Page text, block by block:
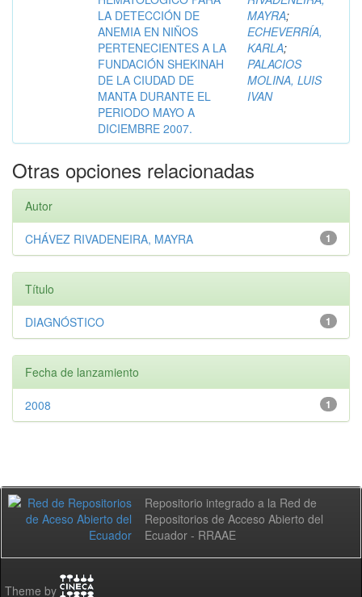
LA DETECCIÓN DE
ANEMIA EN NIÑOS
PERTENECIENTES A LA
FUNDACIÓN SHEKINAH
DE LA CIUDAD DE
MANTA DURANTE EL
PERIODO MAYO A
DICIEMBRE 2007.
MAYRA;
ECHEVERRÍA,
KARLA;
PALACIOS
MOLINA, LUIS
IVAN
Otras opciones relacionadas
Autor
1
CHÁVEZ RIVADENEIRA, MAYRA
Título
1
DIAGNÓSTICO
Fecha de lanzamiento
1
2008
Repositorio integrado a la Red de
Repositorios de Acceso Abierto del
Ecuador - RRAAE
Theme by